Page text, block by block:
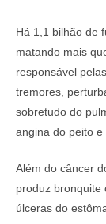
Há 1,1 bilhão de
matando mais
responsável
tremores,
sobretudo do
angina do peito e
Além do câncer
produz bronquite
úlceras do